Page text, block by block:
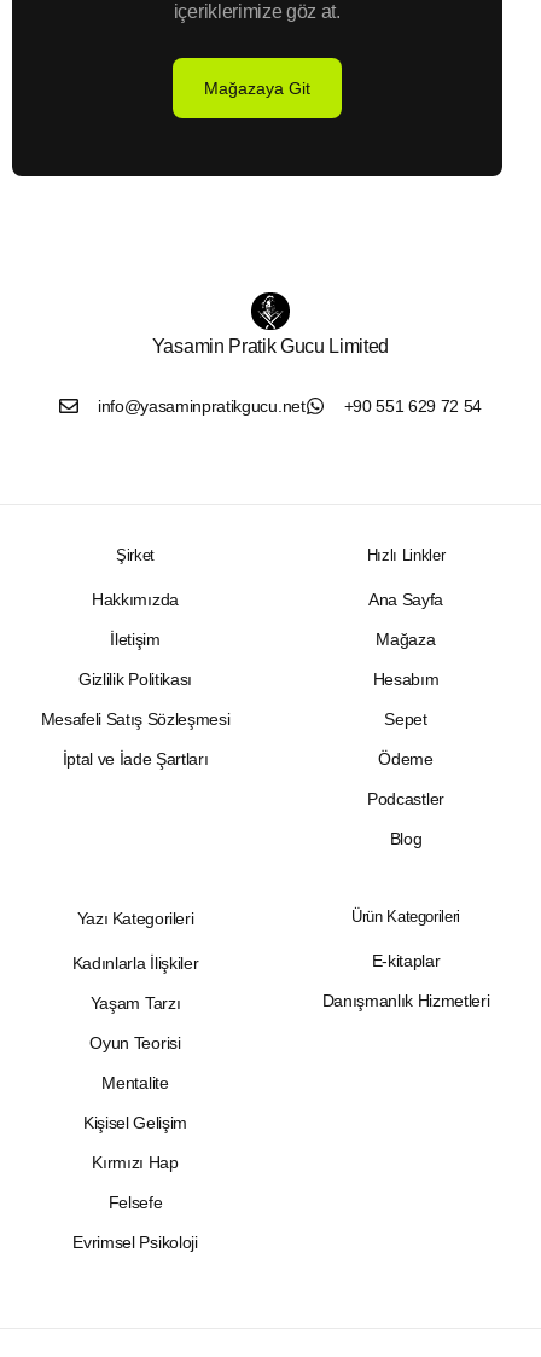
içeriklerimize göz at.
Mağazaya Git
Yasamin Pratik Gucu Limited
info@yasaminpratikgucu.net +90 551 629 72 54
Şirket
Hakkımızda
İletişim
Gizlilik Politikası
Mesafeli Satış Sözleşmesi
İptal ve İade Şartları
Hızlı Linkler
Ana Sayfa
Mağaza
Hesabım
Sepet
Ödeme
Podcastler
Blog
Yazı Kategorileri
Kadınlarla İlişkiler
Yaşam Tarzı
Oyun Teorisi
Mentalite
Kişisel Gelişim
Kırmızı Hap
Felsefe
Evrimsel Psikoloji
Ürün Kategorileri
E-kitaplar
Danışmanlık Hizmetleri